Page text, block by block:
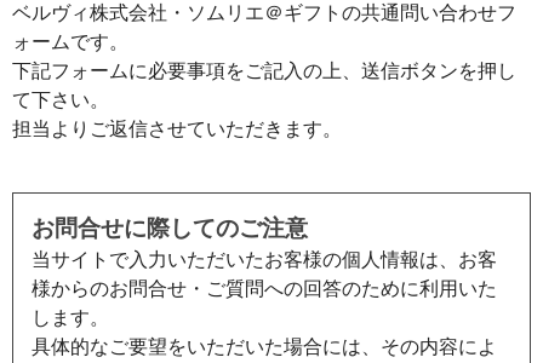
ベルヴィ株式会社・ソムリエ＠ギフトの共通問い合わせフ
ォームです。
下記フォームに必要事項をご記入の上、送信ボタンを押し
て下さい。
担当よりご返信させていただきます。
お問合せに際してのご注意
当サイトで入力いただいたお客様の個人情報は、お客
様からのお問合せ・ご質問への回答のために利用いた
します。
具体的なご要望をいただいた場合には、その内容によ